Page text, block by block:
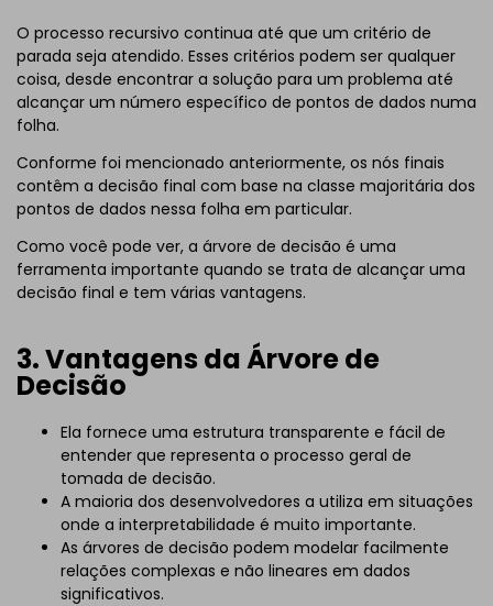
O processo recursivo continua até que um critério de
parada seja atendido. Esses critérios podem ser qualquer
coisa, desde encontrar a solução para um problema até
alcançar um número específico de pontos de dados numa
folha.
Conforme foi mencionado anteriormente, os nós finais
contêm a decisão final com base na classe majoritária dos
pontos de dados nessa folha em particular.
Como você pode ver, a árvore de decisão é uma
ferramenta importante quando se trata de alcançar uma
decisão final e tem várias vantagens.
3. Vantagens da Árvore de
Decisão
Ela fornece uma estrutura transparente e fácil de
entender que representa o processo geral de
tomada de decisão.
A maioria dos desenvolvedores a utiliza em situações
onde a interpretabilidade é muito importante.
As árvores de decisão podem modelar facilmente
relações complexas e não lineares em dados
significativos.